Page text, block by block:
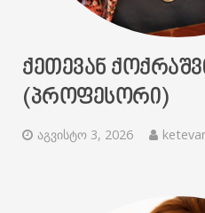
ᲥᲔᲗᲔᲕᲐᲜ
(ᲞᲠᲝᲤᲔᲡᲝᲠᲘ)
აგვისტო 3, 2026